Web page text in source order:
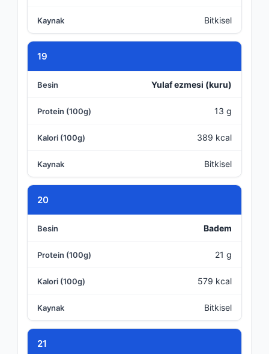
Bitkisel
19
Yulaf ezmesi (kuru)
13 g
389 kcal
Bitkisel
20
Badem
21 g
579 kcal
Bitkisel
21